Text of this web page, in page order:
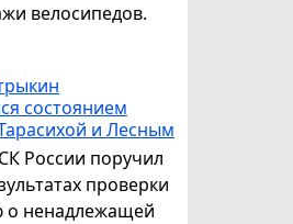
велосипедов.
состоянием
и Лесным
России поручил
проверки
ненадлежащей